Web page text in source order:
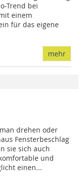
Trend bei
einem
für das eigene
mehr
drehen oder
Fensterbeschlag
sie sich auch
und
einen...